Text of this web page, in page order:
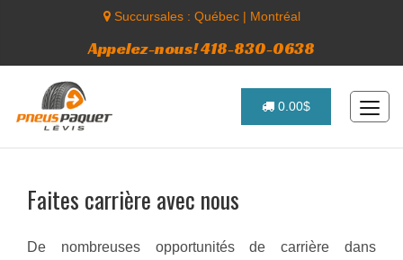
Succursales : Québec| Montréal
Appelez-nous! 418-830-0638
0.00$
Faites carrière avec nous
De nombreuses opportunités de carrière dans